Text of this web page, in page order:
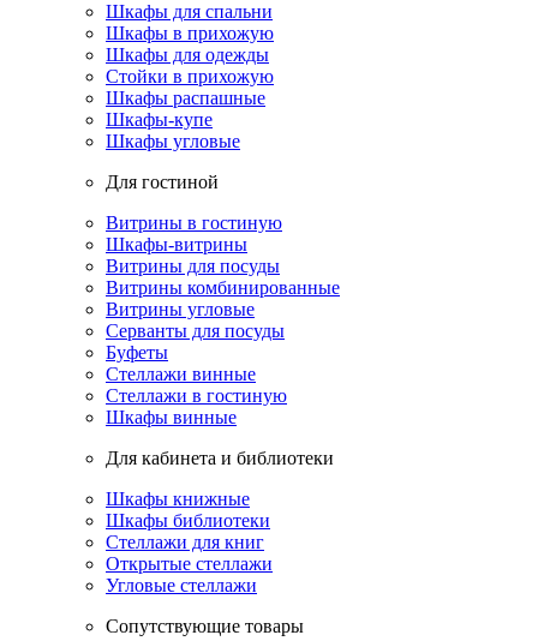
Шкафы для спальни
Шкафы в прихожую
Шкафы для одежды
Стойки в прихожую
Шкафы распашные
Шкафы-купе
Шкафы угловые
Для гостиной
Витрины в гостиную
Шкафы-витрины
Витрины для посуды
Витрины комбинированные
Витрины угловые
Серванты для посуды
Буфеты
Стеллажи винные
Стеллажи в гостиную
Шкафы винные
Для кабинета и библиотеки
Шкафы книжные
Шкафы библиотеки
Стеллажи для книг
Открытые стеллажи
Угловые стеллажи
Сопутствующие товары